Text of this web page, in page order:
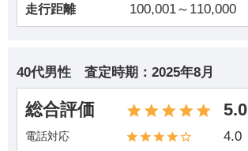
走行距離 100,001～110,000
40代男性 査定時期： 2025年8月
総合評価 5.0
電話対応 4.0